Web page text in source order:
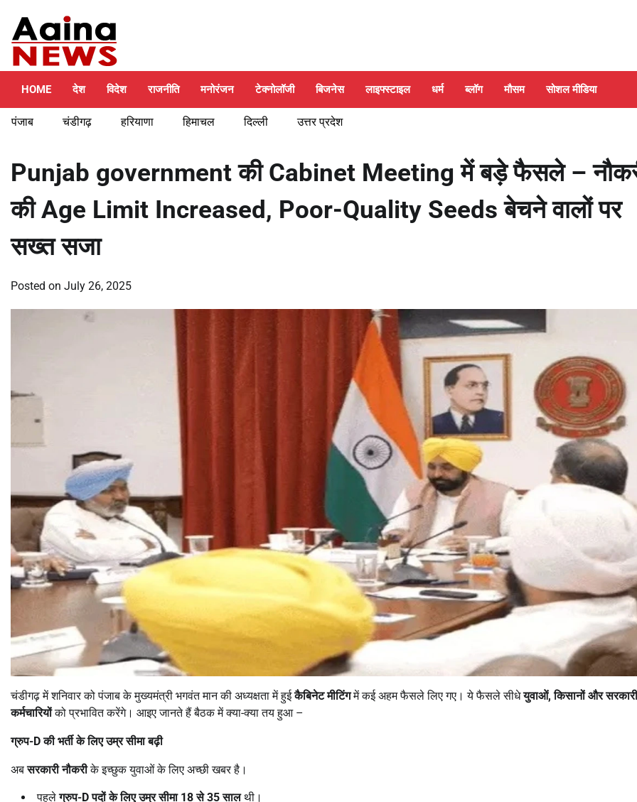
content
HOME देश विदेश राजनीति मनोरंजन टेक्नोलॉजी बिजनेस लाइफ्स्टाइल धर्म ब्लॉग मौसम सोशल मीडिया
पंजाब चंडीगढ़ हरियाणा हिमाचल दिल्ली उत्तर प्रदेश
Punjab government की Cabinet Meeting में बड़े फैसले –
की Age Limit Increased, Poor-Quality Seeds बेचने वालों पर
सख्त सजा
Posted on July 26, 2025
चंडीगढ़ में शनिवार को पंजाब के मुख्यमंत्री भगवंत मान की अध्यक्षता में हुईकैबिनेट मीटिंगमें कई अहम फैसले लिए गए। ये फैसले सीधेयुवाओं,किसानों और सरकारी
कर्मचारियोंको प्रभावित करेंगे। आइए जानते हैं बैठक में क्या-क्या तय हुआ –
ग्रुप-Dकी भर्ती के लिए उम्र सीमा बढ़ी
अबसरकारी नौकरीके इच्छुक युवाओं के लिए अच्छी खबर है।
पहलेग्रुप-Dपदों के लिए उम्र सीमा 18से35सालथी।